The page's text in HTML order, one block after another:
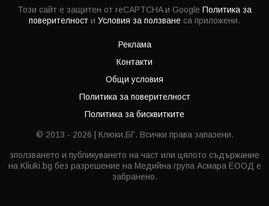
Този сайт е защитен от reCAPTCHA и Google Политика за
поверителност и Условия за ползване са приложени.
Реклама
Контакти
Общи условия
Политика за поверителност
Политика за бисквитките
© 2013 - 2026 | Клюки.БГ. Всички права запазени.
зползването и публикуването на част или цялото съдържание
на Kliuki.bg без разрешение на Медийна група Асмара ЕООД е
забранено.